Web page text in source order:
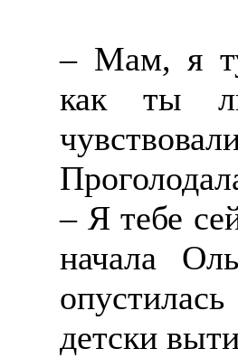
– Мам, я
как ты
– Я тебе
начала
детски